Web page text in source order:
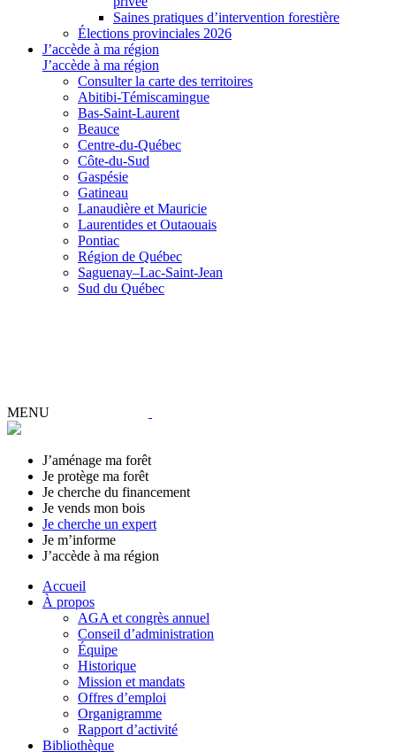
Saines pratiques d’intervention forestière
Élections provinciales 2026
J’accède à ma région
J’accède à ma région
Consulter la carte des territoires
Abitibi-Témiscamingue
Bas-Saint-Laurent
Beauce
Centre-du-Québec
Côte-du-Sud
Gaspésie
Gatineau
Lanaudière et Mauricie
Laurentides et Outaouais
Pontiac
Région de Québec
Saguenay–Lac-Saint-Jean
Sud du Québec
MENU
J’aménage ma forêt
Je protège ma forêt
Je cherche du financement
Je vends mon bois
Je cherche un expert
Je m’informe
J’accède à ma région
Accueil
À propos
AGA et congrès annuel
Conseil d’administration
Équipe
Historique
Mission et mandats
Offres d’emploi
Organigramme
Rapport d’activité
Bibliothèque